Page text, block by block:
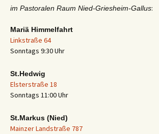
im Pastoralen Raum Nied-Griesheim-Gallus:
Mariä Himmelfahrt
Linkstraße 64
Sonntags 9:30 Uhr
St.Hedwig
Elsterstraße 18
Sonntags 11:00 Uhr
St.Markus (Nied)
Mainzer Landstraße 787